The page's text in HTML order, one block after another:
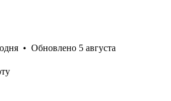
• Обновлено 5 августа